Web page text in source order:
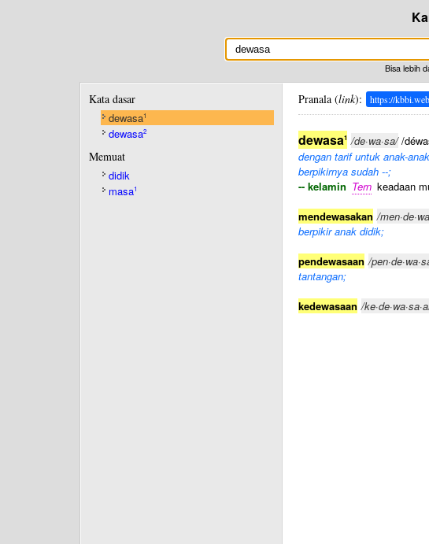
Bisa lebih
Kata dasar
dewasa1
dewasa2
Memuat
didik
masa1
Pranala (link): https://
dewasa1 /de·wa·sa//
dengan tarif untuk anak-
berpikirnya sudah --;
-- kelamin Tern keadaan
mendewasakan /
berpikir anak didik;
pendewasaan /
tantangan;
kedewasaan /